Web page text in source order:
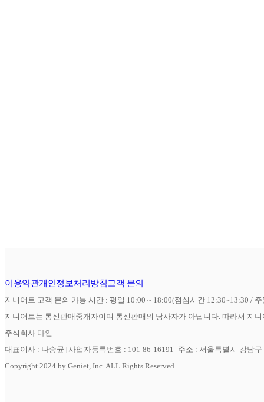
이용약관개인정보처리방침고객 문의
지니어트 고객 문의 가능 시간 : 평일 10:00 ~ 18:00(점심시간 12:30~13:30 /
지니어트는 통신판매중개자이며 통신판매의 당사자가 아닙니다. 따라서 지
주식회사 다인
대표이사 : 나승균 사업자등록번호 : 101-86-16191
주소 : 서울특별시 강남
Copyright 2024 by Geniet, Inc. ALL Rights Reserved